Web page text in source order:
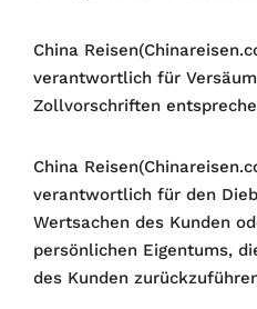
China
verantwortlich für
Zollvorschriften
China
verantwortlich für den
Wertsachen des Kunden
persönlichen Eigentums,
des Kunden